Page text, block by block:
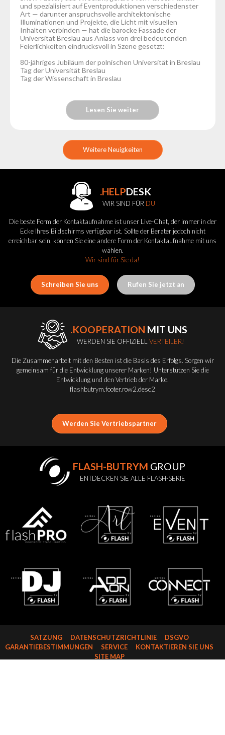
und spezialisiert auf Eventproduktionen verschiedenster
Art — darunter anspruchsvolle architektonische
Illuminationen und Projekte, die Licht mit visuellen
Inhalten verbinden — hat die barocke Fassade der
Universität Breslau aus Anlass von drei bedeutenden
Feierlichkeiten eindrucksvoll in Szene gesetzt:
80-jähriges Jubiläum der polnischen Universität in Breslau
Tag der Universität Breslau
Tag der Wissenschaft in Breslau
Lesen Sie weiter
Weitere Neuigkeiten
.HELPDESK
WIR SIND FÜR DU
Die beste Form der Kontaktaufnahme ist unser Live-Chat, der immer in der
Ecke Ihres Bildschirms verfügbar ist. Sollte der Berater jedoch nicht
erreichbar sein, können Sie eine andere Form der Kontaktaufnahme mit uns
wählen.
Wir sind für Sie da!
Schreiben Sie uns Rufen Sie jetzt an
.KOOPERATION MIT UNS
WERDEN SIE OFFIZIELLVERTEILER!
Die Zusammenarbeit mit den Besten ist die Basis des Erfolgs. Sorgen wir
gemeinsam für die Entwicklung unserer Marken! Unterstützen Sie die
Entwicklung und den Vertrieb der Marke.
flashbutrym.footer.row2.desc2
Werden Sie Vertriebspartner
FLASH-BUTRYM GROUP
ENTDECKEN SIE ALLE FLASH-SERIE
SATZUNG DATENSCHUTZRICHTLINIE
DSGVO
GARANTIEBESTIMMUNGEN
SERVICE
KONTAKTIEREN SIE UNS
SITE MAP